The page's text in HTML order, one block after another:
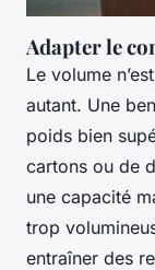
Adapter le
Le volume
autant. Une
poids bien
cartons ou de
une capacité
trop
entraîner des